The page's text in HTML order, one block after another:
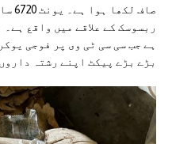
صاف
ربسوسک کے علاقے میں واقع
ہے جب سی سی ٹی وی پر فوجی
بڑے بڑے پیکٹ اپنے رشتہ